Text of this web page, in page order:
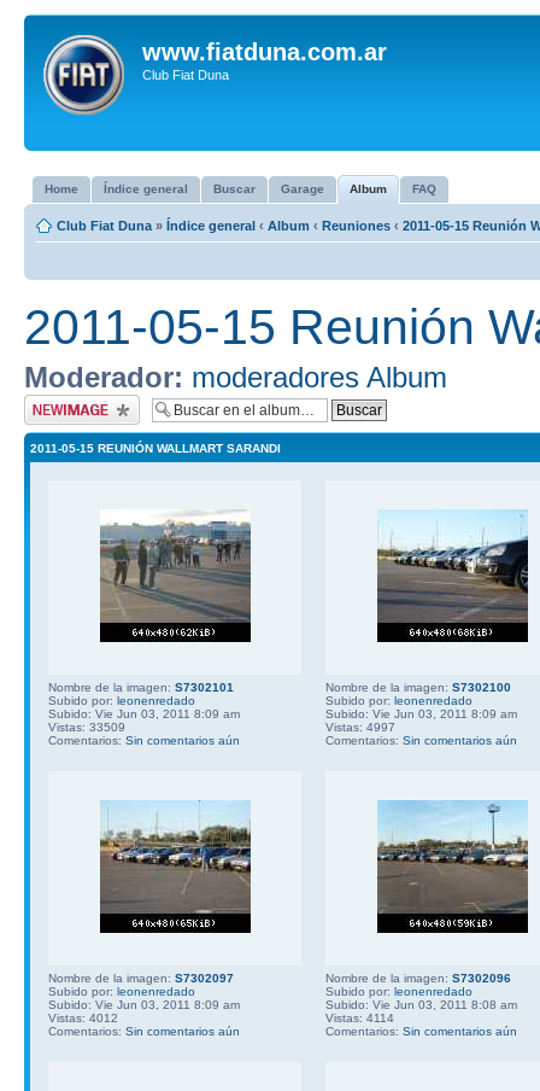
www.fiatduna.com.ar
Club Fiat Duna
Home Índice general Buscar Garage Album FAQ
Club Fiat Duna » Índice general ‹ Album ‹ Reuniones ‹ 2011-05-15 Reunión
2011-05-15 Reunión
Moderador: moderadores Album
Subir imagen
2011-05-15 REUNIÓN WALLMART SARANDI
Nombre de la imagen: S7302101
Subido por: leonenredado
Subido: Vie Jun 03, 2011 8:09 am
Vistas: 33509
Comentarios: Sin comentarios aún
Nombre de la imagen: S7302100
Subido por: leonenredado
Subido: Vie Jun 03, 2011 8:09 am
Vistas: 4997
Comentarios: Sin comentarios aún
Nombre de la imagen: S7302097
Subido por: leonenredado
Subido: Vie Jun 03, 2011 8:09 am
Vistas: 4012
Comentarios: Sin comentarios aún
Nombre de la imagen: S7302096
Subido por: leonenredado
Subido: Vie Jun 03, 2011 8:08 am
Vistas: 4114
Comentarios: Sin comentarios aún